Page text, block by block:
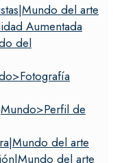
del arte
Aumentada
del
de
del arte
del arte